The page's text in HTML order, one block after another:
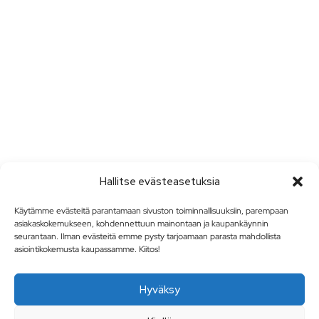
Hallitse evästeasetuksia
Käytämme evästeitä parantamaan sivuston toiminnallisuuksiin, parempaan
asiakaskokemukseen, kohdennettuun mainontaan ja kaupankäynnin
seurantaan. Ilman evästeitä emme pysty tarjoamaan parasta mahdollista
asiointikokemusta kaupassamme. Kiitos!
Hyväksy